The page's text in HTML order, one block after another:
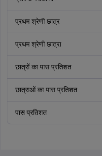
प्रथम श्रेणी छात्र
प्रथम श्रेणी छात्रा
छात्रों का पास प्रतिशत
छात्राओं का पास प्रतिशत
पास प्रतिशत